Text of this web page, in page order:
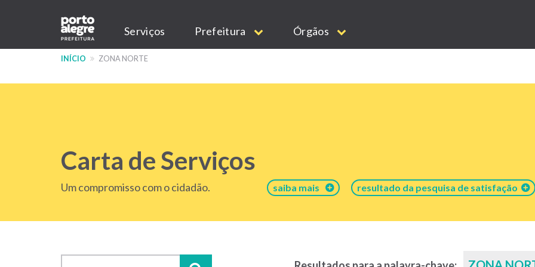
conteúdo
Main
navigation
Serviços Prefeitura Órgãos
INÍCIO ZONA NORTE
Carta de Serviços
Um compromisso com o cidadão. saiba mais resultado da pesquisa de satisfação